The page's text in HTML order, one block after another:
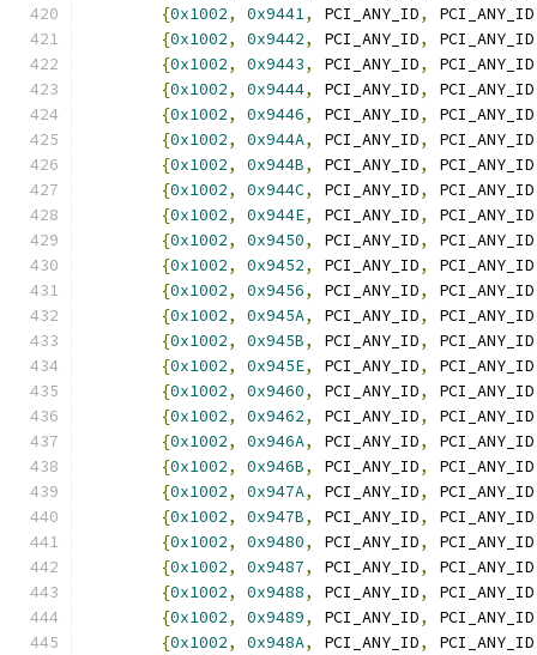
{0x1002, 0x9441, PCI_ANY_ID, PCI_ANY_ID
{0x1002, 0x9442, PCI_ANY_ID, PCI_ANY_ID
{0x1002, 0x9443, PCI_ANY_ID, PCI_ANY_ID
{0x1002, 0x9444, PCI_ANY_ID, PCI_ANY_ID
{0x1002, 0x9446, PCI_ANY_ID, PCI_ANY_ID
{0x1002, 0x944A, PCI_ANY_ID, PCI_ANY_ID
{0x1002, 0x944B, PCI_ANY_ID, PCI_ANY_ID
{0x1002, 0x944C, PCI_ANY_ID, PCI_ANY_ID
{0x1002, 0x944E, PCI_ANY_ID, PCI_ANY_ID
{0x1002, 0x9450, PCI_ANY_ID, PCI_ANY_ID
{0x1002, 0x9452, PCI_ANY_ID, PCI_ANY_ID
{0x1002, 0x9456, PCI_ANY_ID, PCI_ANY_ID
{0x1002, 0x945A, PCI_ANY_ID, PCI_ANY_ID
{0x1002, 0x945B, PCI_ANY_ID, PCI_ANY_ID
{0x1002, 0x945E, PCI_ANY_ID, PCI_ANY_ID
{0x1002, 0x9460, PCI_ANY_ID, PCI_ANY_ID
{0x1002, 0x9462, PCI_ANY_ID, PCI_ANY_ID
{0x1002, 0x946A, PCI_ANY_ID, PCI_ANY_ID
{0x1002, 0x946B, PCI_ANY_ID, PCI_ANY_ID
{0x1002, 0x947A, PCI_ANY_ID, PCI_ANY_ID
{0x1002, 0x947B, PCI_ANY_ID, PCI_ANY_ID
{0x1002, 0x9480, PCI_ANY_ID, PCI_ANY_ID
{0x1002, 0x9487, PCI_ANY_ID, PCI_ANY_ID
{0x1002, 0x9488, PCI_ANY_ID, PCI_ANY_ID
{0x1002, 0x9489, PCI_ANY_ID, PCI_ANY_ID
{0x1002, 0x948A, PCI_ANY_ID, PCI_ANY_ID